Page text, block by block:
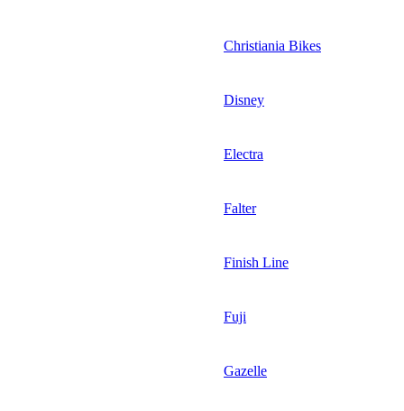
Christiania Bikes
Disney
Electra
Falter
Finish Line
Fuji
Gazelle